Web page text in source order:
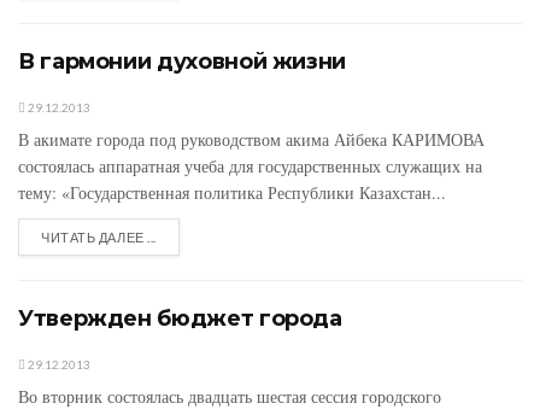
В гармонии духовной жизни
29.12.2013
В акимате города под руководством акима Айбека КАРИМОВА
состоялась аппаратная учеба для государственных служащих на
тему: «Государственная политика Республики Казахстан...
ЧИТАТЬ ДАЛЕЕ ...
Утвержден бюджет города
29.12.2013
Во вторник состоялась двадцать шестая сессия городского